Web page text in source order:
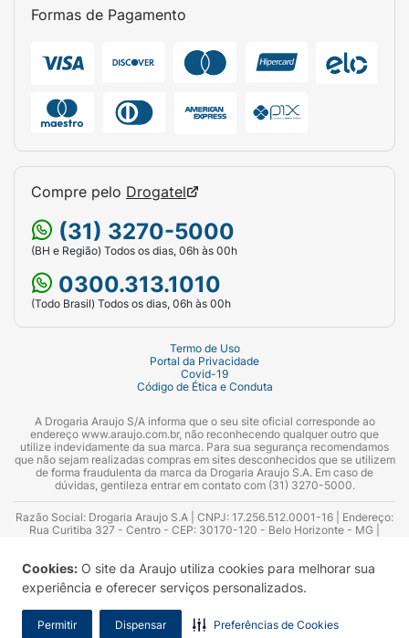
Cookies: O site da Araujo utiliza cookies para melhorar sua
experiência e oferecer serviços personalizados.
Permitir Dispensar Preferências de Cookies
Formas de Pagamento
Compre pelo Drogatel
(31) 3270-5000
(BH e Região) Todos os dias, 06h às 00h
0300.313.1010
(Todo Brasil) Todos os dias, 06h às 00h
Termo de Uso
Portal da Privacidade
Covid-19
Código de Ética e Conduta
A Drogaria Araujo S/A informa que o seu site oficial corresponde ao
endereço www.araujo.com.br, não reconhecendo qualquer outro que
utilize indevidamente da sua marca. Para sua segurança recomendamos
que não sejam realizadas compras em sites desconhecidos que se utilizem
de forma fraudulenta da marca da Drogaria Araujo S.A. Em caso de
dúvidas, gentileza entrar em contato com (31) 3270-5000.
Razão Social: Drogaria Araujo S.A | CNPJ: 17.256.512.0001-16 | Endereço:
Rua Curitiba 327 - Centro - CEP: 30170-120 - Belo Horizonte - MG |
Azevedo Guimarães – CRF 10.965 | Yasmin Silva Alvarenga – CRF 52.584 -
Consultor substituto: Thiago Aguiar Pinheiro - CRF Nº 13.748. Alvará
Sanitário: 2025020713 | Autorização de Funcionamento da Empresa (AFE):